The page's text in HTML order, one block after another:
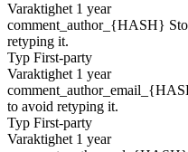
Varaktighet 1 year
comment_author_{HASH}
retyping it.
Typ First-party
Varaktighet 1 year
to avoid retyping it.
Typ First-party
Varaktighet 1 year